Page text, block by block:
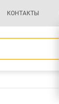
КОНТАКТЫ